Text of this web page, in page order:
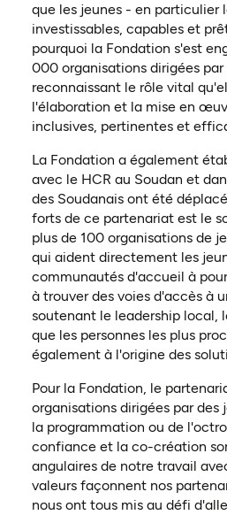
que les jeunes - en particulier
investissables, capables et
pourquoi la Fondation s'est
000 organisations dirigées
reconnaissant le rôle vital
l'élaboration et la mise en
inclusives, pertinentes et
La Fondation a également
avec le HCR au Soudan et
des Soudanais ont été
forts de ce partenariat est le
plus de 100 organisations de
qui aident directement les
communautés d'accueil à
à trouver des voies d'accès à
soutenant le leadership local,
que les personnes les plus
également à l'origine des
Pour la Fondation, le
organisations dirigées par des
la programmation ou de
confiance et la co-création
angulaires de notre travail
valeurs façonnent nos
nous ont tous mis au défi